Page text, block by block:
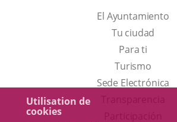
Utilisation de
cookies
El Ayuntamiento
Tu ciudad
Para ti
TurismoEste
enlace
Sede Electrónica